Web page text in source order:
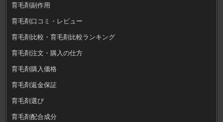
育毛剤副作用
育毛剤口コミ・レビュー
育毛剤比較・育毛剤比較ランキング
育毛剤注文・購入の仕方
育毛剤購入価格
育毛剤返金保証
育毛剤選び
育毛剤配合成分